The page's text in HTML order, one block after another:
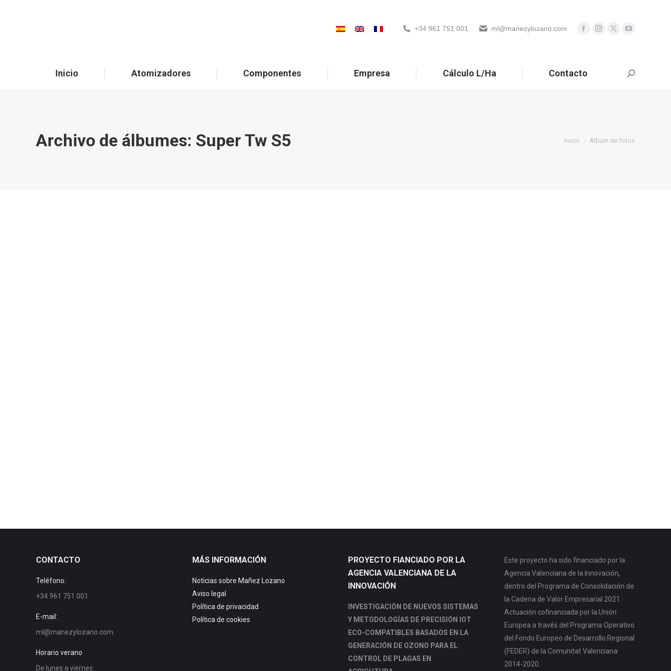
+34 961 751 001 ml@manezylozano.com
Inicio Atomizadores Componentes Empresa Cálculo L/Ha Contacto Buscar:
Archivo de álbumes: Super Tw S5 Estás aquí:
Inicio Álbum de fotos
CONTACTO
Teléfono:
+34 961 751 001
E-mail:
ml@manezylozano.com
Horario verano
De lunes a viernes:
MÁS INFORMACIÓN
Noticias sobre Mañez Lozano
Aviso legal
Política de privacidad
Política de cookies
PROYECTO FIANCIADO POR LA
AGENCIA VALENCIANA DE LA
INNOVACIÓN
INVESTIGACIÓN DE NUEVOS SISTEMAS
Y METODOLOGÍAS DE PRECISIÓN IOT
ECO-COMPATIBLES BASADOS EN LA
GENERACIÓN DE OZONO PARA EL
CONTROL DE PLAGAS EN
Este proyecto ha sido financiado por la
Agencia Valenciana de la Innovación,
dentro del Programa de Consolidación de
la Cadena de Valor Empresarial 2021.
Actuación cofinanciada por la Unión
Europea a través del Programa Operativo
del Fondo Europeo de Desarrollo Regional
(FEDER) de la Comunitat Valenciana
2014-2020.